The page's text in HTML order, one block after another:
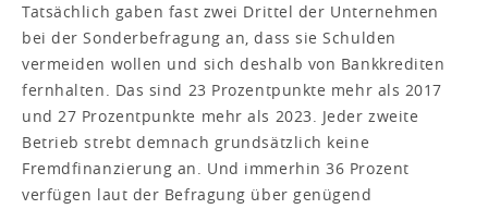
Tatsächlich gaben fast zwei Drittel der Unternehmen
bei der Sonderbefragung an, dass sie Schulden
vermeiden wollen und sich deshalb von Bankkrediten
fernhalten. Das sind 23 Prozentpunkte mehr als 2017
und 27 Prozentpunkte mehr als 2023. Jeder zweite
Betrieb strebt demnach grundsätzlich keine
Fremdfinanzierung an. Und immerhin 36 Prozent
verfügen laut der Befragung über genügend